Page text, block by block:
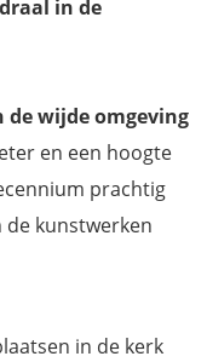
in de
de wijde omgeving
en een hoogte
prachtig
kunstwerken
in de kerk